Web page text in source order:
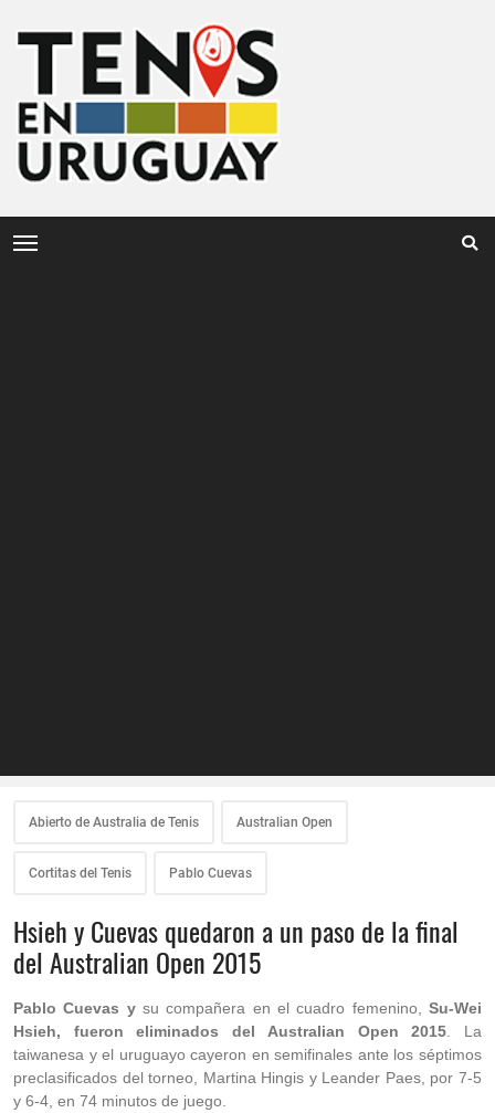
Abierto de Australia de Tenis Australian Open
Cortitas del Tenis Pablo Cuevas
Hsieh y Cuevas quedaron a un paso de la final
del Australian Open 2015
Pablo Cuevas ysu compañera en el cuadro femenino,Su-Wei
Hsieh, fueron eliminados del Australian Open 2015 . La
taiwanesa y el uruguayo cayeron en semifinales ante los séptimos
preclasificados del torneo, Martina Hingis y Leander Paes, por 7-5
y 6-4, en 74 minutos de juego.